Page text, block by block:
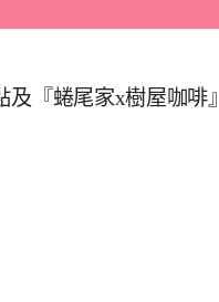
『蜷尾家x樹屋咖啡